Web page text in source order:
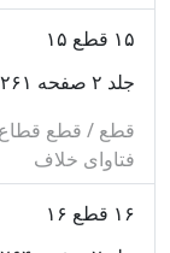
شىء نسبت به
در مقصد سوم،
مفاهيم
شرطيه، مفهوم
۱۵ قطع ۱۵
جلد ۲ صفحه ۲۶۱ - ۲۶۴
قطع / قطع قطاع
فتاوای خلاف
۱۶ قطع ۱۶